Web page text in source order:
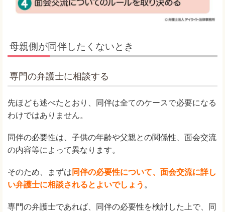
母親側が同伴したくないとき
専門の弁護士に相談する
先ほども述べたとおり、同伴は全てのケースで必要になる
わけではありません。
同伴の必要性は、子供の年齢や父親との関係性、面会交流
の内容等によって異なります。
そのため、まずは 同伴の必要性について、面会交流に詳し
い弁護士に相談されるとよいでしょう 。
専門の弁護士であれば、同伴の必要性を検討した上で、同